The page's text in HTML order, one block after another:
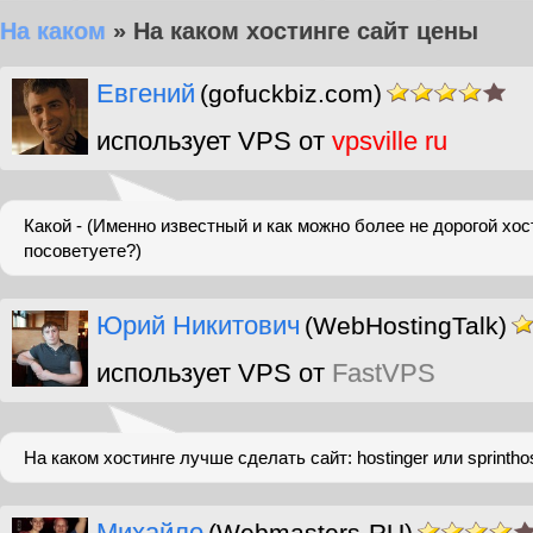
На каком » На каком хостинге сайт цены
Евгений (gofuckbiz.com)
использует VPS от vpsville ru
Какой - (Именно известный и как можно более не дорогой
посоветуете?)
Юрий Никитович (WebHostingTalk)
использует VPS от FastVPS
На каком хостинге лучше сделать сайт: hostinger или